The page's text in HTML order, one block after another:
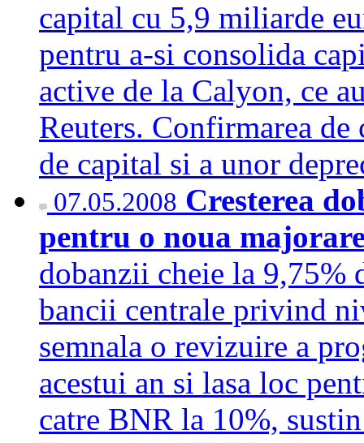
capital cu 5,9 miliarde
pentru a-si consolida
active de la Calyon, ce
Reuters. Confirmarea
de capital si a unor
07.05.2008 Cresterea
pentru o noua
dobanzii cheie la 9,75%
bancii centrale privind
semnala o revizuire a
acestui an si lasa loc
catre BNR la 10%,